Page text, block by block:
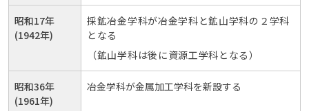
昭和17年
(1942年)
採鉱冶金学科が冶金学科と鉱山学科の２学科
となる
（鉱山学科は後に資源工学科となる）
昭和36年
(1961年)
冶金学科が金属加工学科を新設する